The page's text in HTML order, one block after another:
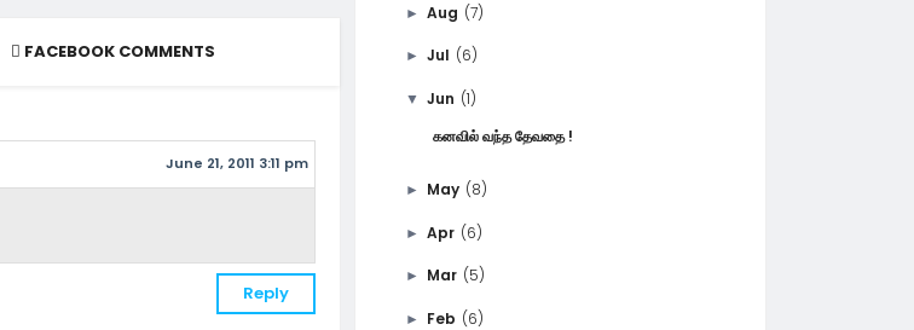
FACEBOOK COMMENTS
June 21, 2011 3:11 pm
Reply
► Aug (7)
► Jul (6)
▼ Jun (1)
கனவில் வந்த தேவதை !
► May (8)
► Apr (6)
► Mar (5)
► Feb (6)